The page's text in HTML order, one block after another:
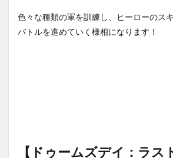
色々な種類の軍を訓練し、ヒーローのス
バトルを進めていく様相になります！
【ドゥームズデイ：ラス